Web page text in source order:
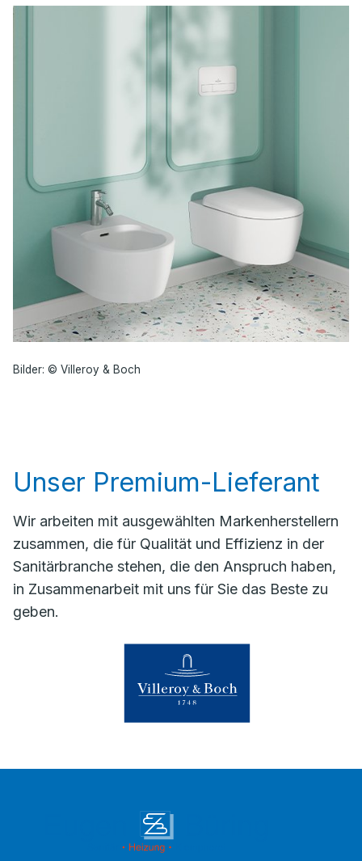
Bilder: © Villeroy & Boch
Unser Premium-Lieferant
Wir arbeiten mit ausgewählten Markenherstellern
zusammen, die für Qualität und Effizienz in der
Sanitärbranche stehen, die den Anspruch haben,
in Zusammenarbeit mit uns für Sie das Beste zu
geben.